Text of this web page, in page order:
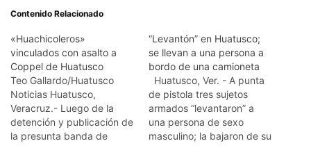
Contenido Relacionado
«Huachicoleros»
vinculados con asalto a
Coppel de Huatusco
Teo Gallardo/Huatusco
Noticias Huatusco,
Veracruz.- Luego de la
detención y publicación de
la presunta banda de
“Levantón” en Huatusco;
se llevan a una persona a
bordo de una camioneta
Huatusco, Ver. - A punta
de pistola tres sujetos
armados “levantaron” a
una persona de sexo
masculino; la bajaron de su